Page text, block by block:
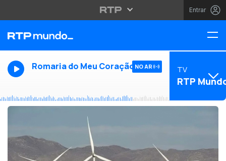
Entrar
Romaria do Meu Coração NO AR TV
RTP